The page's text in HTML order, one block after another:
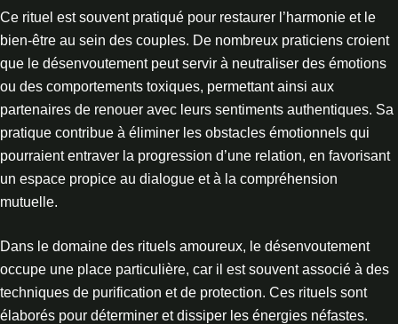
Ce rituel est souvent pratiqué pour restaurer l’harmonie et le
bien-être au sein des couples. De nombreux praticiens croient
que le désenvoutement peut servir à neutraliser des émotions
ou des comportements toxiques, permettant ainsi aux
partenaires de renouer avec leurs sentiments authentiques. Sa
pratique contribue à éliminer les obstacles émotionnels qui
pourraient entraver la progression d’une relation, en favorisant
un espace propice au dialogue et à la compréhension
mutuelle.
Dans le domaine des rituels amoureux, le désenvoutement
occupe une place particulière, car il est souvent associé à des
techniques de purification et de protection. Ces rituels sont
élaborés pour déterminer et dissiper les énergies néfastes.